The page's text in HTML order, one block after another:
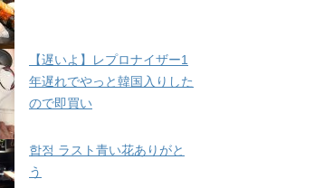
【遅いよ】レプロナイザー1
年遅れでやっと韓国入りした
ので即買い
합정 ラスト青い花ありがと
う